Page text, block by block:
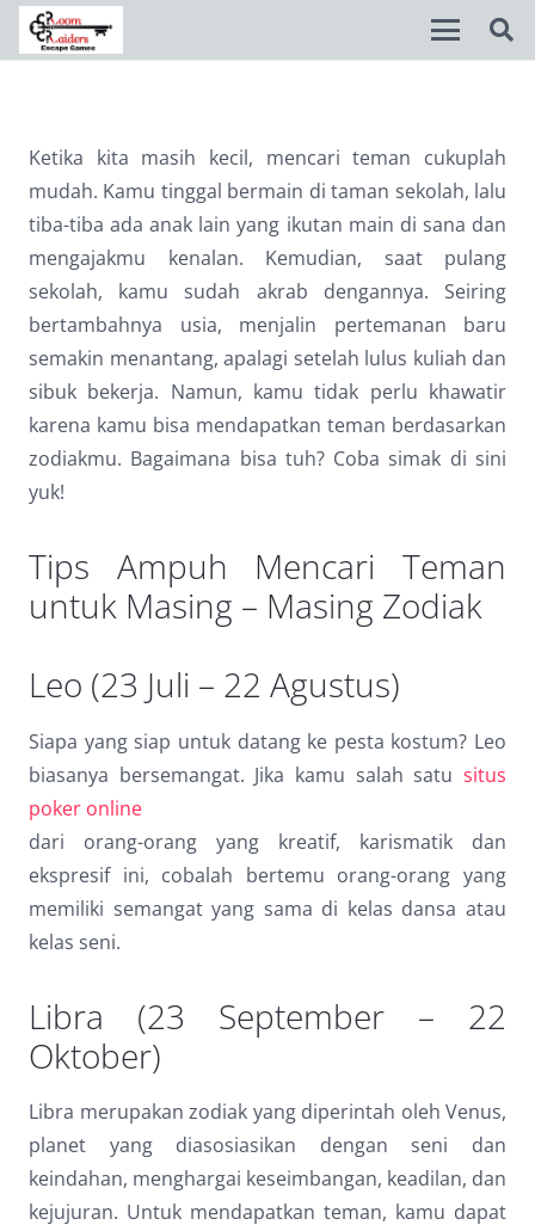
Ketika kita masih kecil, mencari teman cukuplah
mudah. Kamu tinggal bermain di taman sekolah, lalu
tiba-tiba ada anak lain yang ikutan main di sana dan
mengajakmu kenalan. Kemudian, saat pulang
sekolah, kamu sudah akrab dengannya. Seiring
bertambahnya usia, menjalin pertemanan baru
semakin menantang, apalagi setelah lulus kuliah dan
sibuk bekerja. Namun, kamu tidak perlu khawatir
karena kamu bisa mendapatkan teman berdasarkan
zodiakmu. Bagaimana bisa tuh? Coba simak di sini
yuk!
Tips Ampuh Mencari Teman
untuk Masing – Masing Zodiak
Leo (23 Juli – 22 Agustus)
Siapa yang siap untuk datang ke pesta kostum? Leo
biasanya bersemangat. Jika kamu salah satu situs
poker online
dari orang-orang yang kreatif, karismatik dan
ekspresif ini, cobalah bertemu orang-orang yang
memiliki semangat yang sama di kelas dansa atau
kelas seni.
Libra (23 September – 22
Oktober)
Libra merupakan zodiak yang diperintah oleh Venus,
planet yang diasosiasikan dengan seni dan
keindahan, menghargai keseimbangan, keadilan, dan
kejujuran. Untuk mendapatkan teman, kamu dapat
title Mark headings
Background Color
zoom_out Zoom out
Zoom in
remove_circle_outline Decrease font
Increase font
spellcheck Readable font
Dark contrast
format_underlined Underline links
Reset
options
cached